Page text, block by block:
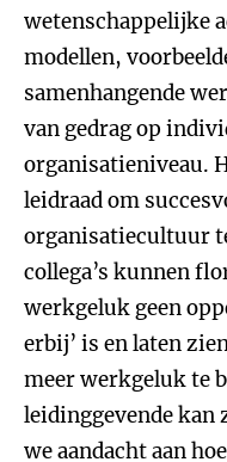
wetenschappelijke
modellen,
samenhangende
van gedrag op
organisatieniveau.
leidraad om
organisatiecultuur
collega’s kunnen
werkgeluk geen
erbij’ is en laten
meer werkgeluk te
leidinggevende kan
we aandacht aan